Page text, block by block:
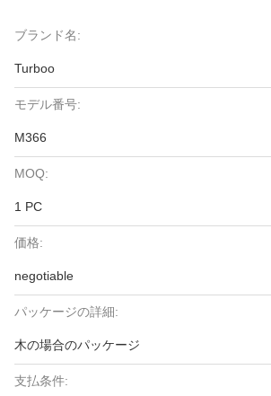
ブランド名:
Turboo
モデル番号:
M366
MOQ:
1 PC
価格:
negotiable
パッケージの詳細:
木の場合のパッケージ
支払条件: